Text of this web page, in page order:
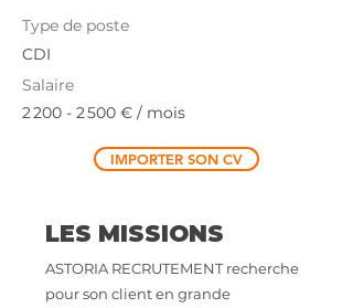
Type de poste
CDI
Salaire
2 200 - 2 500 € / mois
IMPORTER SON CV
LES MISSIONS
ASTORIA RECRUTEMENT recherche
pour son client en grande